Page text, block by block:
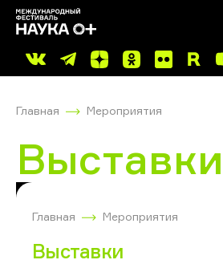
Главная Мероприятия
Выставки
Главная Мероприятия
Выставки